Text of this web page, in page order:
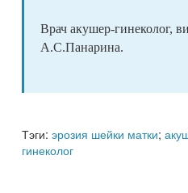
Врач акушер-гинеколог,
А.С.Панарина.
Тэги: эрозия шейки матки;
гинеколог